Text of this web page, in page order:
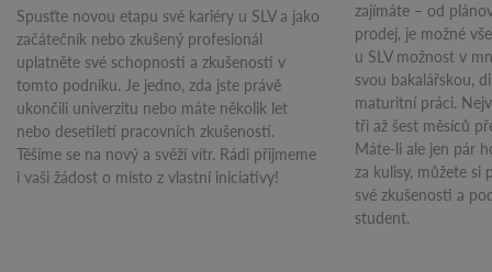
Spusťte novou etapu své kariéry u SLV a jako
začátečník nebo zkušený profesionál
uplatněte své schopnosti a zkušenosti v
tomto podniku. Je jedno, zda jste právě
ukončili univerzitu nebo máte několik let
nebo desetiletí pracovních zkušeností.
Těšíme se na nový a svěží vítr. Rádi přijmeme
i vaši žádost o místo z vlastní iniciativy!
zajímáte – od
prodej, je možné
u SLV možnost v
svou bakalářskou,
maturitní práci.
tři až šest měsíců
Máte-li ale jen pár
za kulisy, můžete si
své zkušenosti a
student.